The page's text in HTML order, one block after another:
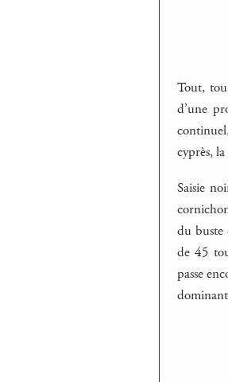
Tout,
d’une
cyprès,
Saisie
du buste
de 45
passe